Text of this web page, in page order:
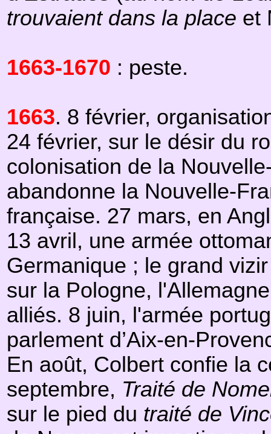
trouvaient dans la place et
1663-1670 : peste.
1663. 8 février,
24 février, sur le désir du
colonisation de la
abandonne la Nouvelle-
française. 27 mars, en
13 avril, une armée
Germanique ; le grand
sur la Pologne,
alliés. 8 juin, l'armée
parlement d’Aix-en-
En août, Colbert confie la
septembre, Traité de
sur le pied du traité de